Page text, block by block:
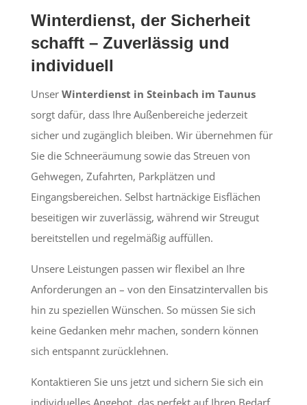
Winterdienst, der Sicherheit
schafft – Zuverlässig und
individuell
Unser Winterdienst in Steinbach im Taunus
sorgt dafür, dass Ihre Außenbereiche jederzeit
sicher und zugänglich bleiben. Wir übernehmen für
Sie die Schneeräumung sowie das Streuen von
Gehwegen, Zufahrten, Parkplätzen und
Eingangsbereichen. Selbst hartnäckige Eisflächen
beseitigen wir zuverlässig, während wir Streugut
bereitstellen und regelmäßig auffüllen.
Unsere Leistungen passen wir flexibel an Ihre
Anforderungen an – von den Einsatzintervallen bis
hin zu speziellen Wünschen. So müssen Sie sich
keine Gedanken mehr machen, sondern können
sich entspannt zurücklehnen.
Kontaktieren Sie uns jetzt und sichern Sie sich ein